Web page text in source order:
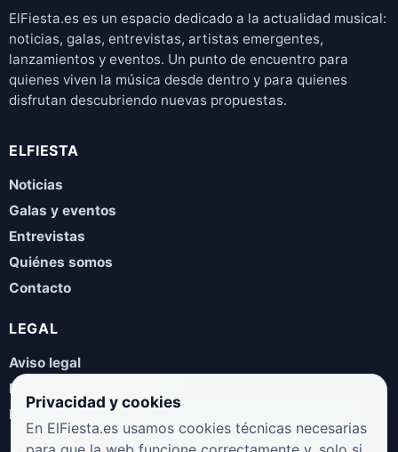
ElFiesta.es es un espacio dedicado a la actualidad musical:
noticias, galas, entrevistas, artistas emergentes,
lanzamientos y eventos. Un punto de encuentro para
quienes viven la música desde dentro y para quienes
disfrutan descubriendo nuevas propuestas.
ELFIESTA
Noticias
Galas y eventos
Entrevistas
Quiénes somos
Contacto
LEGAL
Aviso legal
Política de privacidad
Política de cookies
Privacidad y cookies
En ElFiesta.es usamos cookies técnicas necesarias